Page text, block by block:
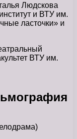
Людскова
и ВТУ им.
ласточки» и
ВТУ им.